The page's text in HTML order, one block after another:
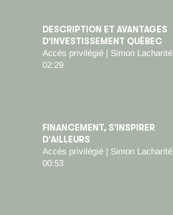
DESCRIPTION ET AVANTAGES
D'INVESTISSEMENT QUÉBEC
Accès privilégié | Simon Lacharité
02:29
FINANCEMENT, S'INSPIRER
D'AILLEURS
Accès privilégié | Simon Lacharité
00:53